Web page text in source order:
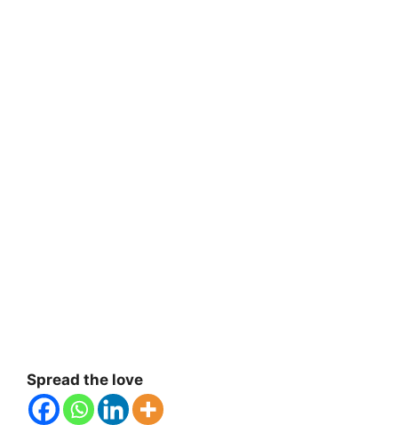
Spread the love